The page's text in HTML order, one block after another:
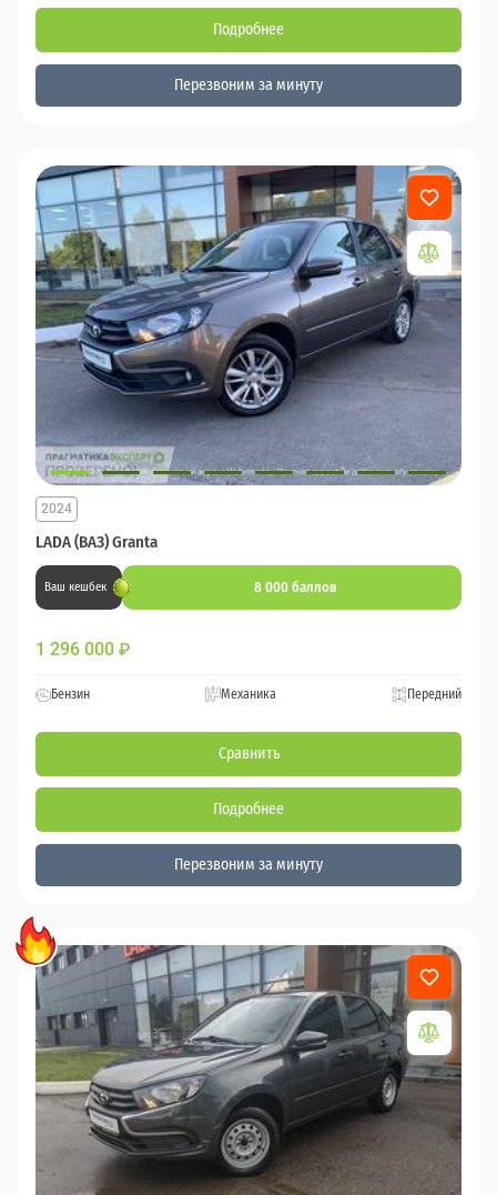
Подробнее
Перезвоним за минуту
LADA (ВАЗ) Granta
2024
Ваш кешбек 8 000 баллов
1 296 000 ₽
Бензин Механика Передний
Сравнить
Подробнее
Перезвоним за минуту